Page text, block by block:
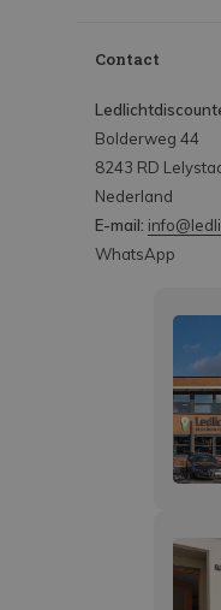
Contact
Bolderweg 44
8243 RD
Nederland
E-mail:
WhatsApp